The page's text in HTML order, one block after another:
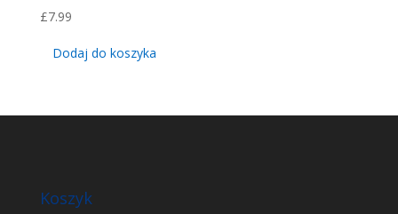
£7.99
Dodaj do koszyka
Koszyk